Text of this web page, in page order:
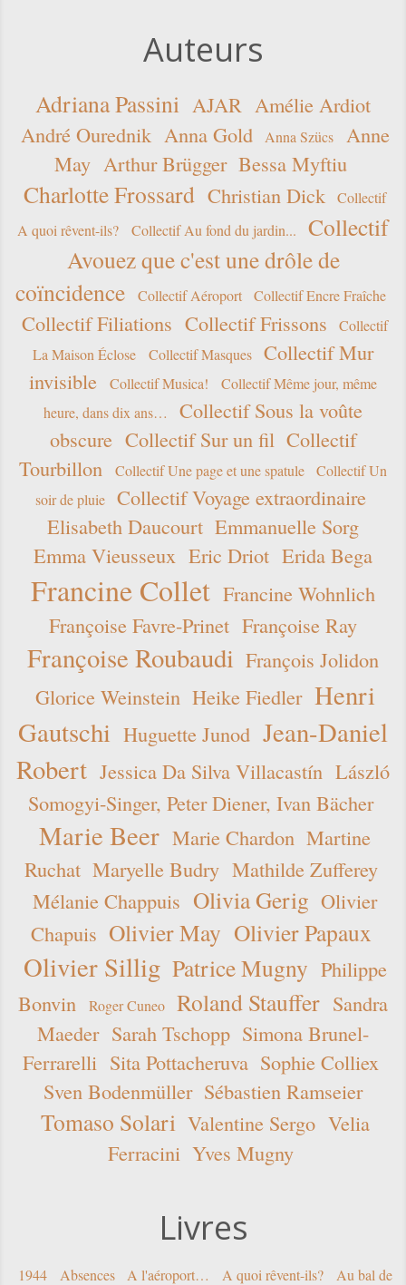
Auteurs
Adriana Passini AJAR Amélie Ardiot
André Ourednik Anna Gold Anna Szücs
Anne
May Arthur Brügger Bessa Myftiu
Charlotte Frossard Christian Dick
Collectif
A quoi rêvent-ils?
Collectif Au fond du jardin...
Collectif
Avouez que c'est une drôle de
coïncidence
Collectif Aéroport Collectif Encre Fraîche
Collectif Filiations Collectif Frissons
Collectif
La Maison Éclose
Collectif Masques
Collectif Mur
invisible
Collectif Musica!
Collectif Même jour, même
heure, dans dix ans…
Collectif Sous la voûte
obscure Collectif Sur un fil Collectif
Tourbillon
Collectif Une page et une spatule
Collectif Un
soir de pluie
Collectif Voyage extraordinaire
Elisabeth Daucourt Emmanuelle Sorg
Emma Vieusseux Eric Driot Erida Bega
Francine Collet Francine Wohnlich
Françoise Favre-Prinet Françoise Ray
Françoise Roubaudi François Jolidon
Glorice Weinstein Heike Fiedler Henri
Gautschi Huguette Junod Jean-Daniel
Robert Jessica Da Silva Villacastín László
Somogyi-Singer, Peter Diener, Ivan Bächer
Marie Beer Marie Chardon Martine
Ruchat Maryelle Budry Mathilde Zufferey
Mélanie Chappuis Olivia Gerig Olivier
Chapuis Olivier May Olivier Papaux
Olivier Sillig Patrice Mugny Philippe
Bonvin
Roger Cuneo Roland Stauffer Sandra
Maeder Sarah Tschopp Simona Brunel-
Ferrarelli Sita Pottacheruva Sophie Colliex
Sven Bodenmüller Sébastien Ramseier
Tomaso Solari Valentine Sergo Velia
Ferracini Yves Mugny
Livres
1944 Absences A l'aéroport… A quoi rêvent-ils? Au bal de